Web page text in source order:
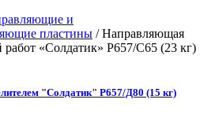
и
пластины / Направляющая
«Солдатик» Р657/С65 (23 кг)
"Солдатик" Р657/Д80 (15 кг)